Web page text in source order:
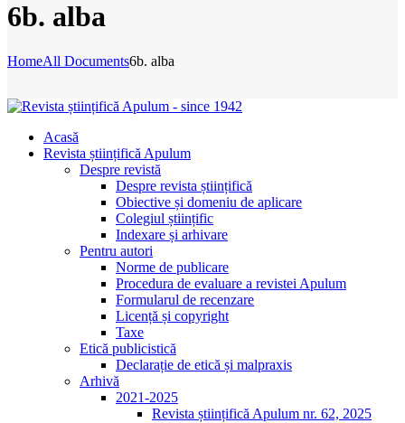
6b. alba
HomeAll Documents6b. alba
Acasă
Revista științifică Apulum
Despre revistă
Despre revista științifică
Obiective și domeniu de aplicare
Colegiul științific
Indexare și arhivare
Pentru autori
Norme de publicare
Procedura de evaluare a revistei Apulum
Formularul de recenzare
Licență și copyright
Taxe
Etică publicistică
Declarație de etică și malpraxis
Arhivă
2021-2025
Revista științifică Apulum nr. 62, 2025